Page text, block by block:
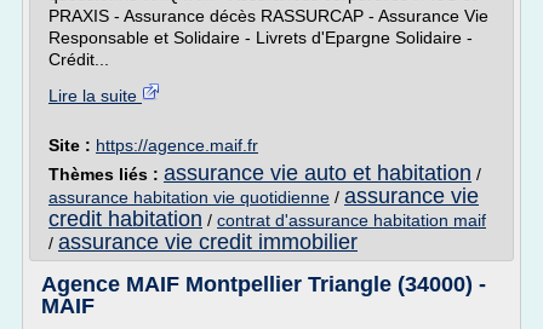
PRAXIS - Assurance décès RASSURCAP - Assurance Vie
Responsable et Solidaire - Livrets d'Epargne Solidaire -
Crédit...
Lire la suite
Site : https://agence.maif.fr
Thèmes liés : assurance vie auto et habitation /
assurance habitation vie quotidienne / assurance vie
credit habitation / contrat d'assurance habitation maif
/ assurance vie credit immobilier
Agence MAIF Montpellier Triangle (34000) -
MAIF